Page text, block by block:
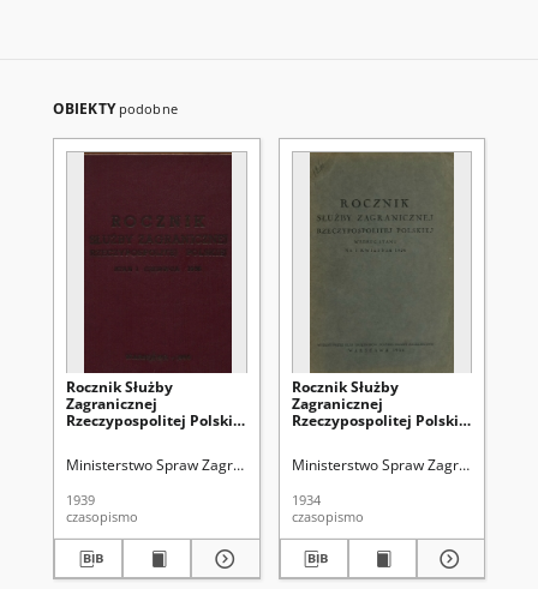
OBIEKTY podobne
Rocznik Służby
Zagranicznej
Rzeczypospolitej Polskiej
Ministerstwo Spraw Zagranicznych (1918-1939) Stowarzyszenie
1939
czasopismo
Rocznik Służby
Zagranicznej
Rzeczypospolitej Polskiej
Ministerstwo Spraw Zagranicznych
1934
czasopismo